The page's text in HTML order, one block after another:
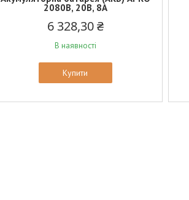
2080B, 20В, 8А
6 328,30 ₴
В наявності
Купити